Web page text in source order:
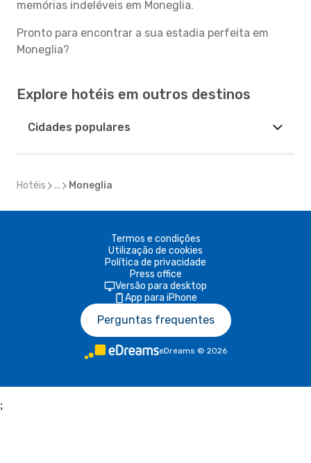
memórias indeléveis em Moneglia.
Pronto para encontrar a sua estadia perfeita em
Moneglia?
Explore hotéis em outros destinos
Cidades populares
Hotéis ... Moneglia
Termos e condições
Utilização de cookies
Política de privacidade
Press office
Versão para desktop
App para iPhone
Perguntas frequentes
eDreams © 2026
;